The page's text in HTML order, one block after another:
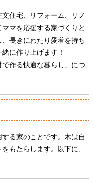
住宅、リフォーム、リノ
マを応援する家づくりと
長きにわたり愛着を持ち
に作り上げます！
作る快適な暮らし」につ
る家のことです。木は自
もたらします。以下に、